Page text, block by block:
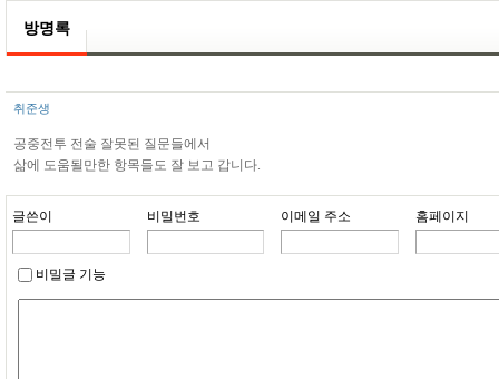
방명록
취준생
공중전투 전술 잘못된 질문들에서
삶에 도움될만한 항목들도 잘 보고 갑니다.
글쓴이 비밀번호 이메일 주소 홈페이지
비밀글 기능